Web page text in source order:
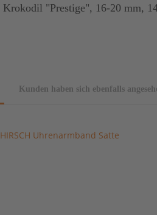
"Prestige", 16-20 mm,
Kunden haben sich ebenfalls